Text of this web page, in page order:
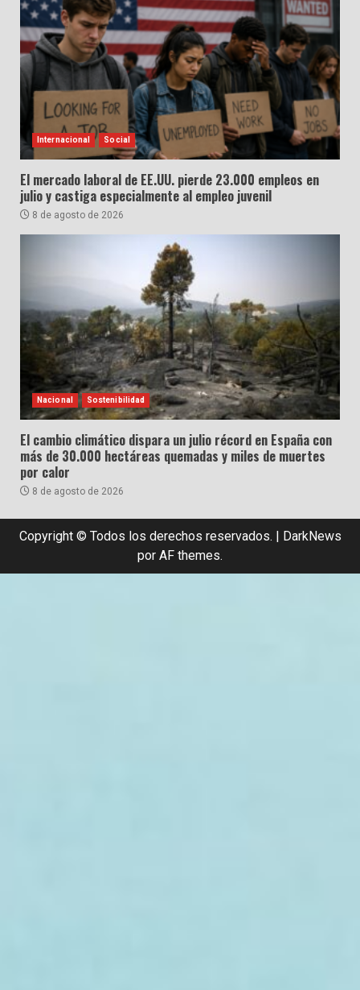
Internacional Social
El mercado laboral de EE.UU. pierde 23.000 empleos en
julio y castiga especialmente al empleo juvenil
8 de agosto de 2026
Nacional Sostenibilidad
El cambio climático dispara un julio récord en España con
más de 30.000 hectáreas quemadas y miles de muertes
por calor
8 de agosto de 2026
Copyright © Todos los derechos reservados. | DarkNews
por AF themes.